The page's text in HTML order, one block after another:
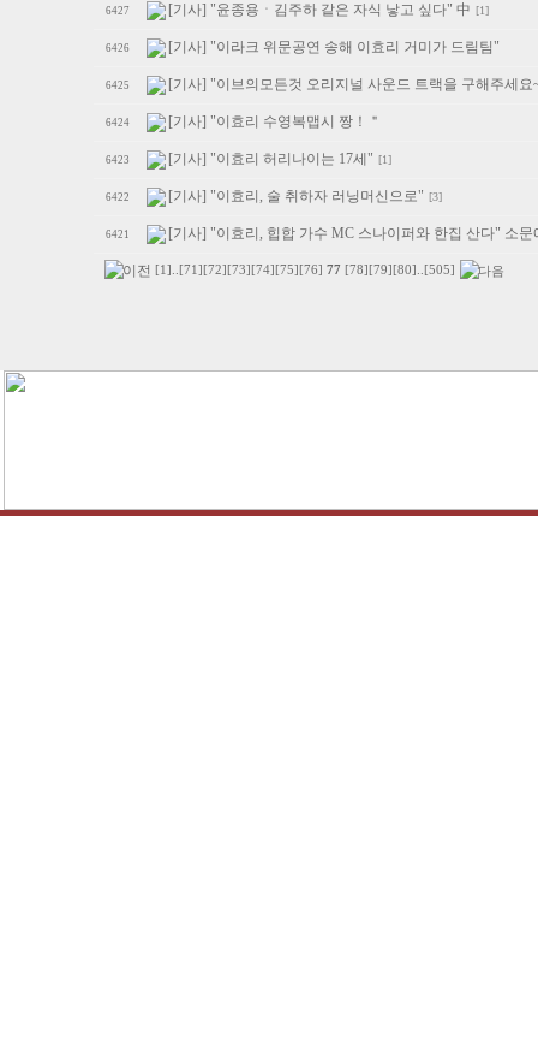
6427 [기사] "윤종용ㆍ김주하 같은 자식 낳고 싶다" 中 [1]
6426 [기사] "이라크 위문공연 송해 이효리 거미가 드림팀"
6425 [기사] "이브의모든것 오리지널 사운드 트랙을 구해주세요
6424 [기사] "이효리 수영복맵시 짱！＂
6423 [기사] "이효리 허리나이는 17세" [1]
6422 [기사] "이효리, 술 취하자 러닝머신으로" [3]
6421 [기사] "이효리, 힙합 가수 MC 스나이퍼와 한집 산다" 소문
[1] [71] [72] [73] [74] [75] [76] 77 [78] [79] [80] [505]